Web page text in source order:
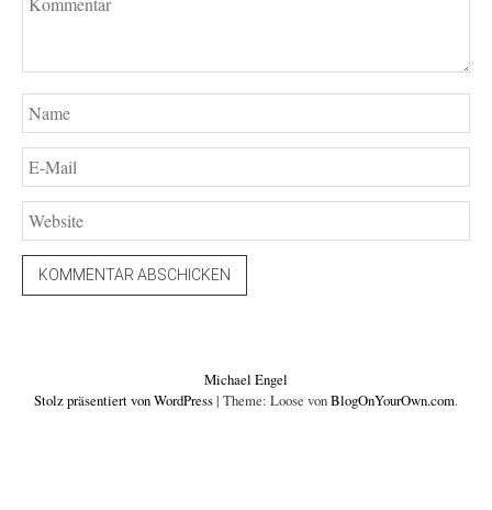
Michael Engel
Stolz präsentiert von WordPress| Theme: Loose vonBlogOnYourOwn.com.